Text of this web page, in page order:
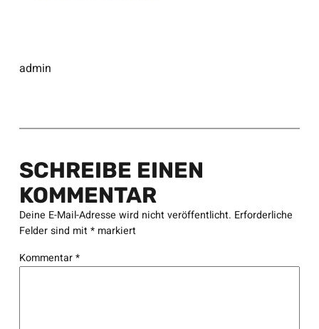
admin
SCHREIBE EINEN
KOMMENTAR
Deine E-Mail-Adresse wird nicht veröffentlicht. Erforderliche
Felder sind mit*markiert
Kommentar*